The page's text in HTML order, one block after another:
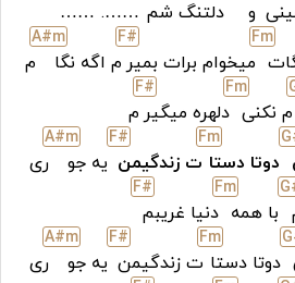
و دلتنگ شم …….
……
Fm
میخوام برات بمیر
F#
م اگه نگا
A#m
م
م نکنی
Fm
دلهره میگیر
F#
م
دوتا دستا
Fm
ت زندگیمن
F#
یه جو
A#m
ری
با همه
Fm
دنیا غریبم
F#
دوتا دستا
Fm
ت زندگیمن
F#
یه جو
A#m
ری